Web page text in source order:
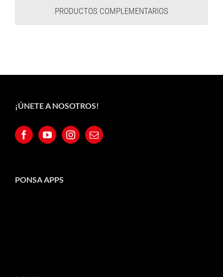
PRODUCTOS COMPLEMENTARIOS
¡ÚNETE A NOSOTROS!
PONSA APPS